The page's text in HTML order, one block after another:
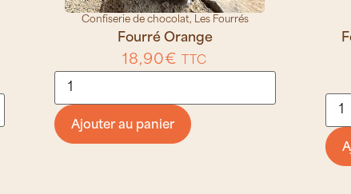
Confiserie de chocolat, Les Fourrés
Fourré Orange
18,90€ TTC
Ajouter au panier